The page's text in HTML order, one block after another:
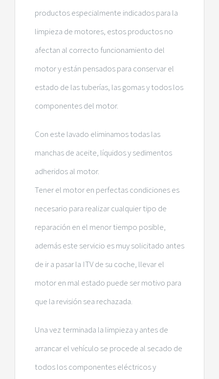
productos especialmente indicados para la
limpieza de motores, estos productos no
afectan al correcto funcionamiento del
motor y están pensados para conservar el
estado de las tuberías, las gomas y todos los
componentes del motor.
Con este lavado eliminamos todas las
manchas de aceite, líquidos y sedimentos
adheridos al motor.
Tener el motor en perfectas condiciones es
necesario para realizar cualquier tipo de
reparación en el menor tiempo posible,
además este servicio es muy solicitado antes
de ir a pasar la ITV de su coche, llevar el
motor en mal estado puede ser motivo para
que la revisión sea rechazada.
Una vez terminada la limpieza y antes de
arrancar el vehículo se procede al secado de
todos los componentes eléctricos y